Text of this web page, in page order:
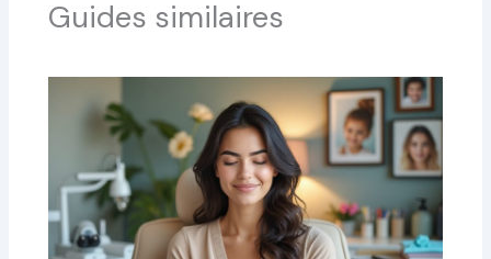
Guides similaires